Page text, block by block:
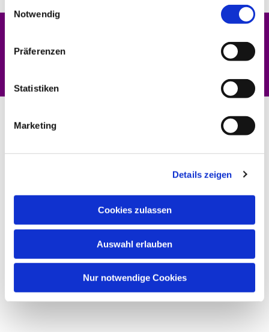
Notwendig
Präferenzen
Statistiken
Marketing
Details zeigen
Cookies zulassen
Auswahl erlauben
Nur notwendige Cookies
Dies könnte Sie auch interessieren